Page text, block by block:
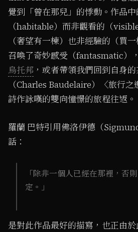
覺到「曾在那兒」的悸動。作品
（habitable）而非觀看的（
（奢望有一棟）也非經驗的（買
召喚了奇妙感受（fantasmatic）
烏托邦 ，或者帶領我們回到自身
（Charles Baudelaire）〈旅行
詩作詠嘆的雙向憧憬的旅程往返。
羅蘭 巴特引用佛洛伊德（
話：
「除非一個人已經在那裡，否
定。」
是對此作品最好的描寫，也正由於